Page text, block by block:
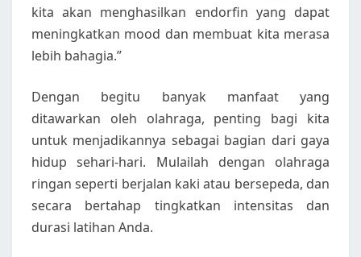
kita akan menghasilkan endorfin yang dapat
meningkatkan mood dan membuat kita merasa
lebih bahagia.”
Dengan begitu banyak manfaat yang
ditawarkan oleh olahraga, penting bagi kita
untuk menjadikannya sebagai bagian dari gaya
hidup sehari-hari. Mulailah dengan olahraga
ringan seperti berjalan kaki atau bersepeda, dan
secara bertahap tingkatkan intensitas dan
durasi latihan Anda.